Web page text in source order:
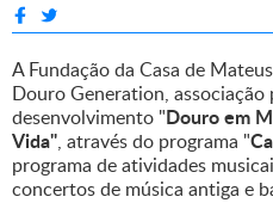
A Fundação da Casa de
Douro Generation, associação
desenvolvimento "Douro em
Vida", através do programa "
programa de atividades
concertos de música antiga e